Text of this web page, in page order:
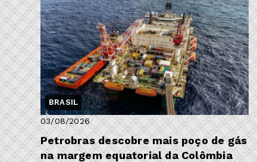
BRASIL
03/08/2026
Petrobras descobre mais poço de gás
na margem equatorial da Colômbia